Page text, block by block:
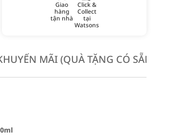
Giao
hàng
tận nhà
Click &
Collect
tại
Watsons
MÃI (QUÀ TẶNG CÓ SẴN